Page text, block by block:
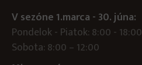
V sezóne 1.marca - 30. júna:
Pondelok - Piatok: 8:00 - 18:00
Sobota: 8:00 – 12:00